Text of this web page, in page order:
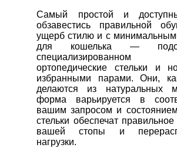
Самый простой и
обзавестись правильной
ущерб стилю и с
для кошелька —
ортопедические стельки и
избранными парами. Они,
делаются из натуральных
форма варьируется в
вашим запросом и
стельки обеспечат
вашей стопы и
нагрузки.